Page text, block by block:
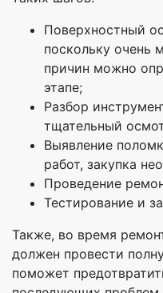
Поверхностный
поскольку очень
причин можно
этапе;
Разбор
тщательный
Выявление
работ, закупка
Проведение
Тестирование и
Также, во время
должен провести
поможет